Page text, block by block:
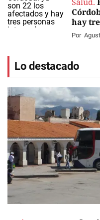
hay
Por
Lo destacado